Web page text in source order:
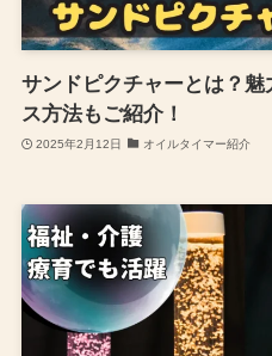
サンドピクチャーとは？
ス方法もご紹介！
2025年2月12日 オイルタイマー紹介